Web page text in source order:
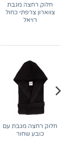
חלוק רחצה מגבת
צווארון צרפתי כחול
רויאל
חלוק רחצה מגבת עם
כובע שחור